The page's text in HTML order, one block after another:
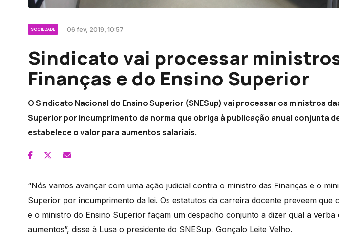
SOCIEDADE 06 fev, 2019, 10:57
Sindicato vai processar
Finanças e do Ensino Superior
O Sindicato Nacional do Ensino Superior (SNESup) vai processar os ministros
Superior por incumprimento da norma que obriga à publicação anual conjunta
estabelece o valor para aumentos salariais.
“Nós vamos avançar com uma ação judicial contra o ministro das Finanças e o
Superior por incumprimento da lei. Os estatutos da carreira docente preveem que
e o ministro do Ensino Superior façam um despacho conjunto a dizer qual a verba
aumentos”, disse à Lusa o presidente do SNESup, Gonçalo Leite Velho.